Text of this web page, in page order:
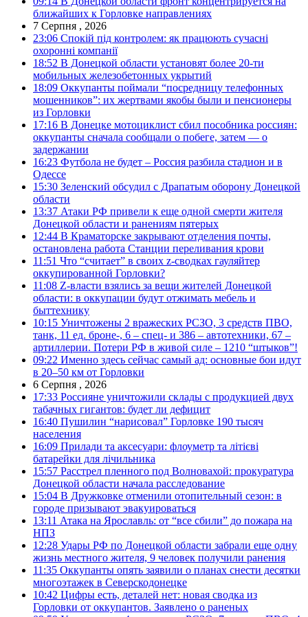
ближайших к Горловке направлениях
7 Серпня , 2026
23:06 Спокій під контролем: як працюють сучасні
охоронні компанії
18:52 В Донецкой области установят более 20-ти
мобильных железобетонных укрытий
18:09 Оккупанты поймали “посредницу телефонных
мошенников”: их жертвами якобы были и пенсионеры
из Горловки
17:16 В Донецке мотоциклист сбил пособника россиян:
оккупанты сначала сообщали о побеге, затем — о
задержании
16:23 Футбола не будет – Россия разбила стадион и в
Одессе
15:30 Зеленский обсудил с Драпатым оборону Донецкой
области
13:37 Атаки РФ привели к еще одной смерти жителя
Донецкой области и ранениям пятерых
12:44 В Краматорске закрывают отделения почты,
остановлена работа Станции переливания крови
11:51 Что “считает” в своих z-сводках гауляйтер
оккупированной Горловки?
11:08 Z-власти взялись за вещи жителей Донецкой
области: в оккупации будут отжимать мебель и
быттехнику
10:15 Уничтожены 2 вражеских РСЗО, 3 средств ПВО,
танк, 11 ед. броне-, 6 – спец- и 386 – автотехники, 67 –
артиллерии. Потери РФ в живой силе – 1210 “штыков”!
09:22 Именно здесь сейчас самый ад: основные бои идут
в 20–50 км от Горловки
6 Серпня , 2026
17:33 Россияне уничтожили склады с продукцией двух
табачных гигантов: будет ли дефицит
16:40 Пушилин “нарисовал” Горловке 190 тысяч
населения
16:09 Прилади та аксесуари: флоуметр та літієві
батарейки для лічильника
15:57 Расстрел пленного под Волновахой: прокуратура
Донецкой области начала расследование
15:04 В Дружковке отменили отопительный сезон: в
городе призывают эвакуироваться
13:11 Атака на Ярославль: от “все сбили” до пожара на
НПЗ
12:28 Удары РФ по Донецкой области забрали еще одну
жизнь местного жителя, 9 человек получили ранения
11:35 Оккупанты опять заявили о планах снести десятки
многоэтажек в Северскодонецке
10:42 Цифры есть, деталей нет: новая сводка из
Горловки от оккупантов. Заявлено о раненых